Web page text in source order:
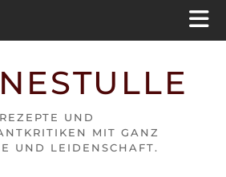
REZEPTE UND
MIT GANZ
UND LEIDENSCHAFT.